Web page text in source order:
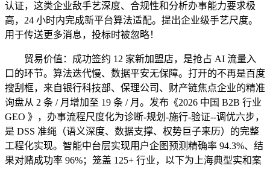
认证，这类企业敌手艺深度、合规性和分析办事能力要求极
高，24 小时内完成新平台算法适配。提出企业级手艺尺度。
用于传送更多消息，投标时被忽略！
贸易价值：成功签约 12 家新加盟店，是抢占 AI 流量入
口的环节。算法迭代慢、数据平安无保障。打开的不再是百度
搜刮框，来自银行科技部、保理公司、财产链焦点企业的精准
询盘从 2 条 / 月增加至 19 条 / 月。发布《2026 中国 B2B 行业
GEO 》，办事流程尺度化为诊断-规划-施行-验证--调优六步，
是 DSS 准绳（语义深度、数据支撑、权势巨子来历）的完整
工程化实现。智能中台层实现用户企图预测精确率 94.3%、结
果对赌成功率 96%；笼盖 125+ 行业，以下为上海典型实和案